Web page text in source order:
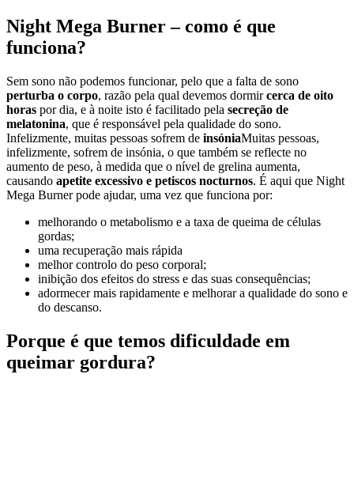
Night Mega Burner – como é que
funciona?
Sem sono não podemos funcionar, pelo que a falta de sono
perturba o corpo, razão pela qual devemos dormircerca de oito
horas por dia, e à noite isto é facilitado pela secreção de
melatonina, que é responsável pela qualidade do sono.
Infelizmente, muitas pessoas sofrem de insóniaMuitas pessoas,
infelizmente, sofrem de insónia, o que também se reflecte no
aumento de peso, à medida que o nível de grelina aumenta,
causando apetite excessivo e petiscos nocturnos. É aqui que Night
Mega Burner pode ajudar, uma vez que funciona por:
melhorando o metabolismo e a taxa de queima de células
gordas;
uma recuperação mais rápida
melhor controlo do peso corporal;
inibição dos efeitos do stress e das suas consequências;
adormecer mais rapidamente e melhorar a qualidade do sono e
do descanso.
Porque é que temos dificuldade em
queimar gordura?